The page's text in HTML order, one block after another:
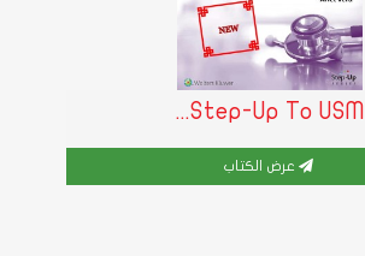
Step-Up To USM...
عرض الكتاب